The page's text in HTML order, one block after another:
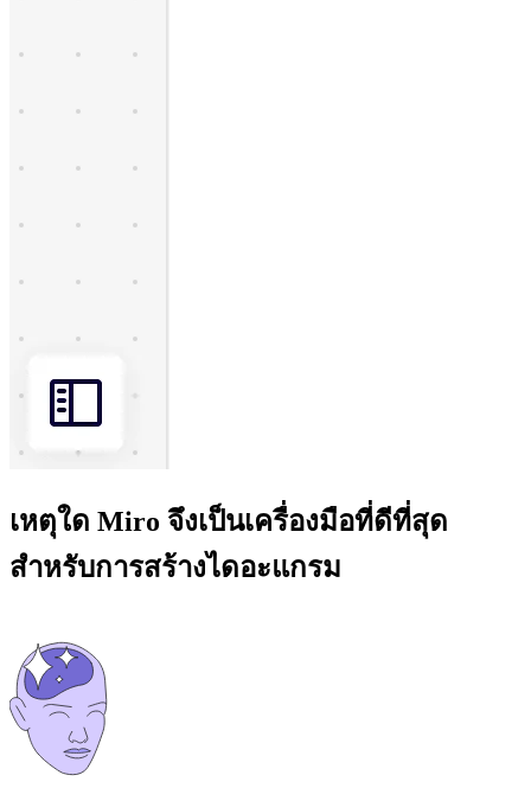
เหตุใด Miro จึงเป็นเครื่องมือที่ดีที่สุด
สำหรับการสร้างไดอะแกรม